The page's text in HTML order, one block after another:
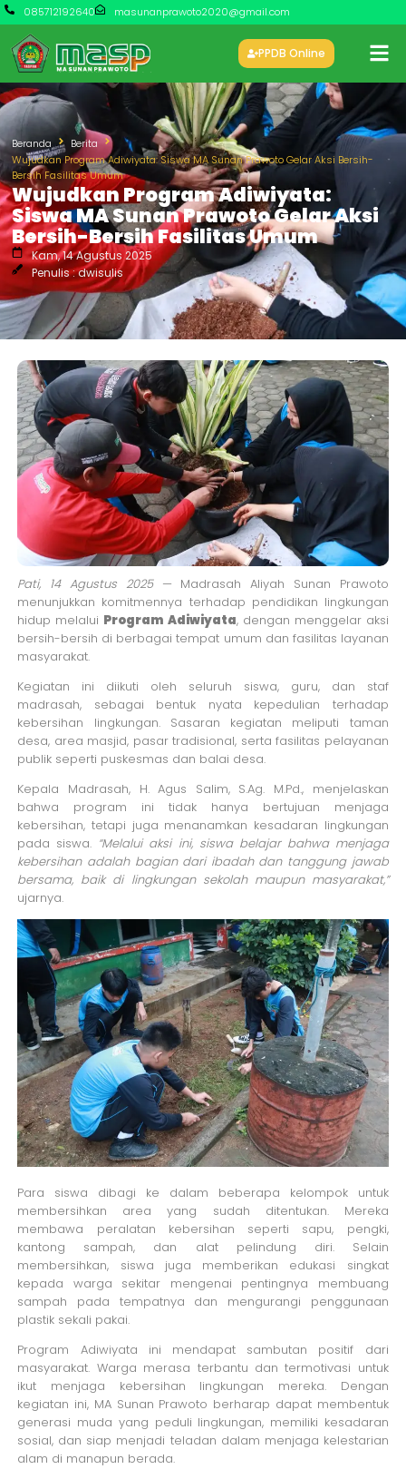
085712192640 masunanprawoto2020@gmail.com
PPDB Online
Beranda
Berita
Wujudkan Program Adiwiyata: Siswa MA Sunan Prawoto Gelar Aksi Bersih-
Bersih Fasilitas Umum
Wujudkan Program Adiwiyata:
Siswa MA Sunan Prawoto Gelar Aksi
Bersih-Bersih Fasilitas Umum
Kam, 14 Agustus 2025
Penulis : dwisulis
Pati, 14 Agustus 2025— Madrasah Aliyah Sunan Prawoto
menunjukkan komitmennya terhadap pendidikan lingkungan
hidup melalui Program Adiwiyata, dengan menggelar aksi
bersih-bersih di berbagai tempat umum dan fasilitas layanan
masyarakat.
Kegiatan ini diikuti oleh seluruh siswa, guru, dan staf
madrasah, sebagai bentuk nyata kepedulian terhadap
kebersihan lingkungan. Sasaran kegiatan meliputi taman
desa, area masjid, pasar tradisional, serta fasilitas pelayanan
publik seperti puskesmas dan balai desa.
Kepala Madrasah, H. Agus Salim, S.Ag. M.Pd., menjelaskan
bahwa program ini tidak hanya bertujuan menjaga
kebersihan, tetapi juga menanamkan kesadaran lingkungan
pada siswa. “Melalui aksi ini, siswa belajar bahwa menjaga
kebersihan adalah bagian dari ibadah dan tanggung jawab
bersama, baik di lingkungan sekolah maupun masyarakat,”
ujarnya.
Para siswa dibagi ke dalam beberapa kelompok untuk
membersihkan area yang sudah ditentukan. Mereka
membawa peralatan kebersihan seperti sapu, pengki,
kantong sampah, dan alat pelindung diri. Selain
membersihkan, siswa juga memberikan edukasi singkat
kepada warga sekitar mengenai pentingnya membuang
sampah pada tempatnya dan mengurangi penggunaan
plastik sekali pakai.
Program Adiwiyata ini mendapat sambutan positif dari
masyarakat. Warga merasa terbantu dan termotivasi untuk
ikut menjaga kebersihan lingkungan mereka. Dengan
kegiatan ini, MA Sunan Prawoto berharap dapat membentuk
generasi muda yang peduli lingkungan, memiliki kesadaran
sosial, dan siap menjadi teladan dalam menjaga kelestarian
alam di manapun berada.